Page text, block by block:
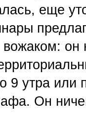
еще
он
9 утра
Он